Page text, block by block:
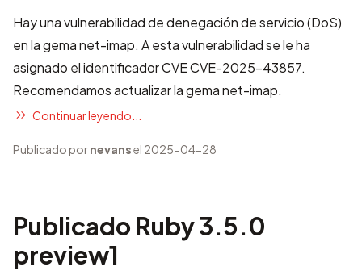
Hay una vulnerabilidad de denegación de servicio (DoS)
en la gema net-imap. A esta vulnerabilidad se le ha
asignado el identificador CVECVE-2025-43857.
Recomendamos actualizar la gema net-imap.
Continuar leyendo...
Publicado pornevansel 2025-04-28
Publicado Ruby 3.5.0
preview1